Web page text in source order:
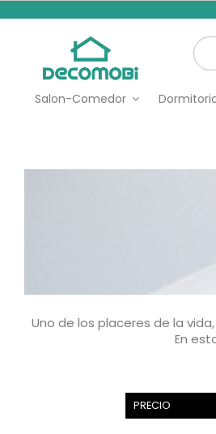
Salon-Comedor
Uno de los placeres de la
En
PRECIO